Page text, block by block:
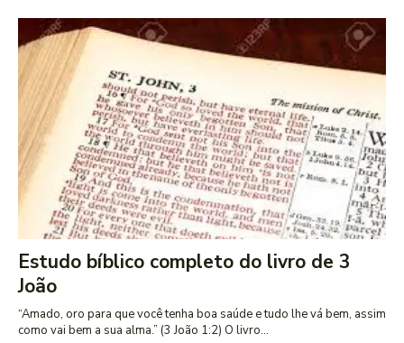
Estudo bíblico completo do livro de 3
João
“Amado, oro para que você tenha boa saúde e tudo lhe vá bem, assim
como vai bem a sua alma.” (3 João 1:2) O livro...